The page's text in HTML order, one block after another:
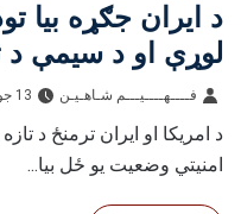
د ایران جګړه بیا
لوړې او د سیمې د
زیاتې شوې
فــــهــــيـــم شـاهـیـن‎‎ 13 جوزا 1405
د امریکا او ایران ترمنځ د
امنیتي وضعیت یو ځل بیا...